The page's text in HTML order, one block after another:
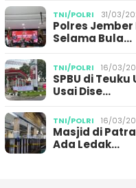
TNI/POLRI 31/03/
Polres Jember
Selama Bula…
TNI/POLRI 16/03/
SPBU di
Usai Dise…
TNI/POLRI 16/03/
Masjid di
Ada Ledak…